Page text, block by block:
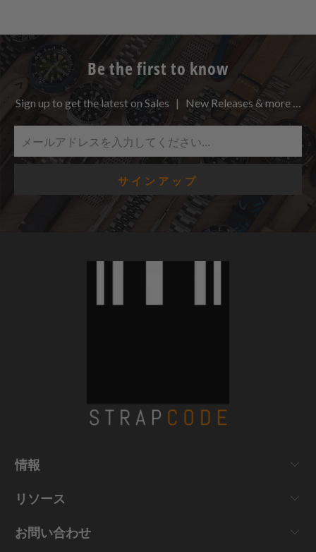
Be the first to know
Sign up to get the latest on Sales | New Releases & more …
情報
リソース
お問い合わせ